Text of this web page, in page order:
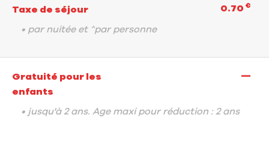
Taxe de séjour 0.70 €
• par nuitée et ^par personne
Gratuité pour les
enfants
—
• jusqu'à 2 ans. Age maxi pour réduction : 2 ans